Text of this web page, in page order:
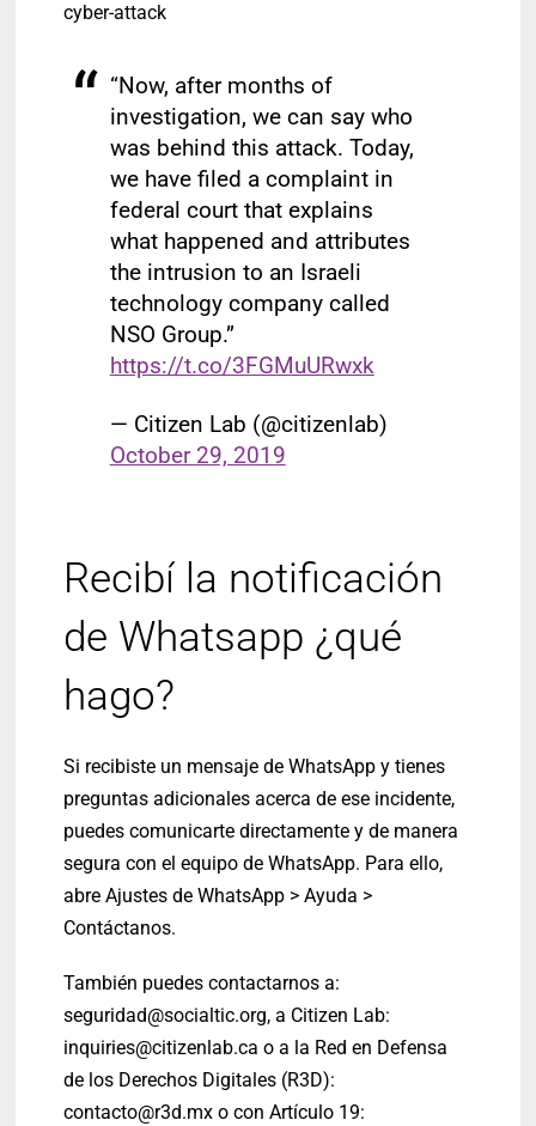
cyber-attack
“Now, after months of
investigation, we can say who
was behind this attack. Today,
we have filed a complaint in
federal court that explains
what happened and attributes
the intrusion to an Israeli
technology company called
NSO Group.”
https://t.co/3FGMuURwxk
— Citizen Lab (@citizenlab)
October 29, 2019
Recibí la notificación
de Whatsapp ¿qué
hago?
Si recibiste un mensaje de WhatsApp y tienes
preguntas adicionales acerca de ese incidente,
puedes comunicarte directamente y de manera
segura con el equipo de WhatsApp. Para ello,
abre Ajustes de WhatsApp > Ayuda >
Contáctanos.
También puedes contactarnos a:
seguridad@socialtic.org, a Citizen Lab:
inquiries@citizenlab.ca o a la Red en Defensa
de los Derechos Digitales (R3D):
contacto@r3d.mx o con Artículo 19: